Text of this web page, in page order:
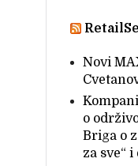
Novi
o
Briga o
za sve“